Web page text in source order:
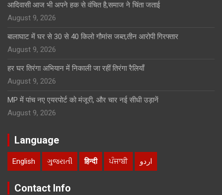
आदिवासी आज भी अपने हक से वंचित है,समाज ने चिंता जताई
August 9, 2026
बालाघाट में घर से 30 से 40 किलो गौमांस जब्त,तीन आरोपी गिरफ्तार
August 9, 2026
हर घर तिरंगा अभियान में निकाली जा रहीं तिरंगा रैलियाँ
August 9, 2026
MP में पांच नए एयरपोर्ट को मंजूरी, और चार नई सीधी उड़ानें
August 9, 2026
Language
English ગુજરાતી हिन्दी ਪੰਜਾਬੀ اردو
Contact Info